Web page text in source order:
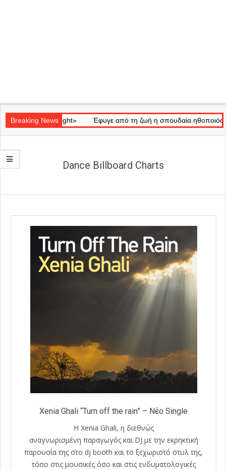
Navigation
Menu
Breaking News
«Ray of Light» Έφυγε από τη ζωή η σπουδαία ηθοποιός Μάρω
Dance Billboard Charts
Xenia Ghali “Turn off the rain” – Νέο Single
Η Xenia Ghali, η διεθνώς
αναγνωρισμένη παραγωγός και DJ με την εκρηκτική
παρουσία της στο dj booth και το ξεχωριστό στυλ της,
τόσο στις μουσικές όσο και στις ενδυματολογικές